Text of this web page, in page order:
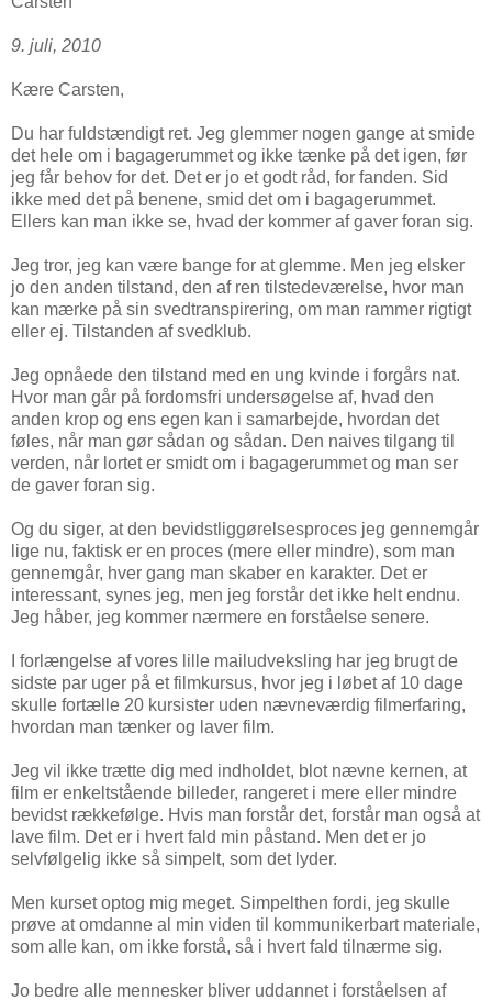
9. juli, 2010
Kære Carsten,
Du har fuldstændigt ret. Jeg glemmer nogen gange at smide
det hele om i bagagerummet og ikke tænke på det igen, før
jeg får behov for det. Det er jo et godt råd, for fanden. Sid
ikke med det på benene, smid det om i bagagerummet.
Ellers kan man ikke se, hvad der kommer af gaver foran sig.
Jeg tror, jeg kan være bange for at glemme. Men jeg elsker
jo den anden tilstand, den af ren tilstedeværelse, hvor man
kan mærke på sin svedtranspirering, om man rammer rigtigt
eller ej. Tilstanden af svedklub.
Jeg opnåede den tilstand med en ung kvinde i forgårs nat.
Hvor man går på fordomsfri undersøgelse af, hvad den
anden krop og ens egen kan i samarbejde, hvordan det
føles, når man gør sådan og sådan. Den naives tilgang til
verden, når lortet er smidt om i bagagerummet og man ser
de gaver foran sig.
Og du siger, at den bevidstliggørelsesproces jeg gennemgår
lige nu, faktisk er en proces (mere eller mindre), som man
gennemgår, hver gang man skaber en karakter. Det er
interessant, synes jeg, men jeg forstår det ikke helt endnu.
Jeg håber, jeg kommer nærmere en forståelse senere.
I forlængelse af vores lille mailudveksling har jeg brugt de
sidste par uger på et filmkursus, hvor jeg i løbet af 10 dage
skulle fortælle 20 kursister uden nævneværdig filmerfaring,
hvordan man tænker og laver film.
Jeg vil ikke trætte dig med indholdet, blot nævne kernen, at
film er enkeltstående billeder, rangeret i mere eller mindre
bevidst rækkefølge. Hvis man forstår det, forstår man også at
lave film. Det er i hvert fald min påstand. Men det er jo
selvfølgelig ikke så simpelt, som det lyder.
Men kurset optog mig meget. Simpelthen fordi, jeg skulle
prøve at omdanne al min viden til kommunikerbart materiale,
som alle kan, om ikke forstå, så i hvert fald tilnærme sig.
Jo bedre alle mennesker bliver uddannet i forståelsen af